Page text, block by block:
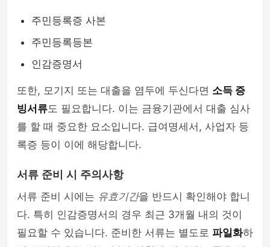
주민등록증 사본
주민등록등본
인감증명서
또한, 모기지 또는 대출을 염두에 두신다면 소득 증
빙서류도 필요합니다. 이는 금융기관에서 대출 심사
를 할 때 중요한 요소입니다. 급여명세서, 사업자 등
록증 등이 이에 해당합니다.
서류 준비 시 주의사항
서류 준비 시에는 유효기간을 반드시 확인해야 합니
다. 특히 인감증명서의 경우 최근 3개월 내의 것이
필요할 수 있습니다. 준비한 서류는 별도로 파일화하